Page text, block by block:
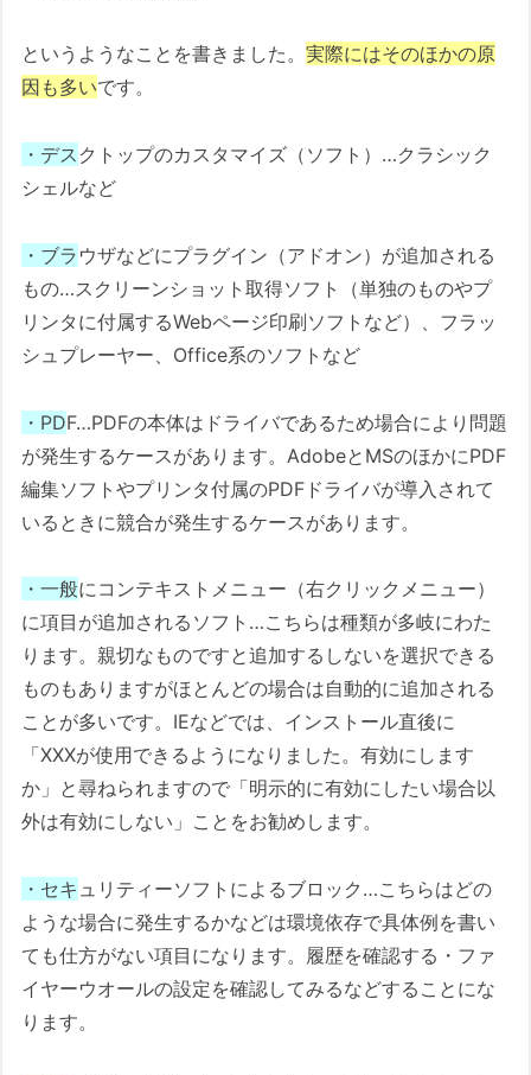
というようなことを書きました。実際にはそのほかの原
因も多いです。
・デス クトップのカスタマイズ（ソフト）…クラシック
シェルなど
・ブラ ウザなどにプラグイン（アドオン）が追加される
もの…スクリーンショット取得ソフト（単独のものやプ
リンタに付属するWebページ印刷ソフトなど）、フラッ
シュプレーヤー、Office系のソフトなど
・PDF…PDFの本体はドライバであるため場合により問題
が発生するケースがあります。AdobeとMSのほかにPDF
編集ソフトやプリンタ付属のPDFドライバが導入されて
いるときに競合が発生するケースがあります。
・一般にコンテキストメニュー（右クリックメニュー）
に項目が追加されるソフト…こちらは種類が多岐にわた
ります。親切なものですと追加するしないを選択できる
ものもありますがほとんどの場合は自動的に追加される
ことが多いです。IEなどでは、インストール直後に
「XXXが使用できるようになりました。有効にします
か」と尋ねられますので「明示的に有効にしたい場合以
外は有効にしない」ことをお勧めします。
・セキ ュリティーソフトによるブロック…こちらはどの
ような場合に発生するかなどは環境依存で具体例を書い
ても仕方がない項目になります。履歴を確認する・ファ
イヤーウオールの設定を確認してみるなどすることにな
ります。